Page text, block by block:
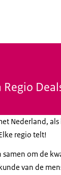
Nederland,
regio telt!
samen om de
van de